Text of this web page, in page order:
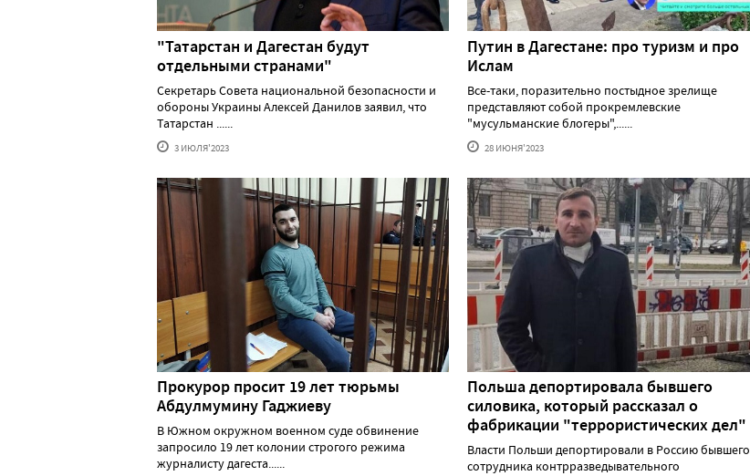
"Татарстан и Дагестан будут
отдельными странами"
Секретарь Совета национальной безопасности и
обороны Украины Алексей Данилов заявил, что
Татарстан ......
3 ИЮЛЯ'2023
Путин в Дагестане: про туризм и про
Ислам
Все-таки, поразительно постыдное зрелище
представляют собой прокремлевские
"мусульманские блогеры",......
28 ИЮНЯ'2023
Прокурор просит 19 лет тюрьмы
Абдулмумину Гаджиеву
В Южном окружном военном суде обвинение
запросило 19 лет колонии строгого режима
журналисту дагеста......
Польша депортировала бывшего
силовика, который рассказал о
фабрикации "террористических дел"
Власти Польши депортировали в Россию бывшего
сотрудника контрразведывательного